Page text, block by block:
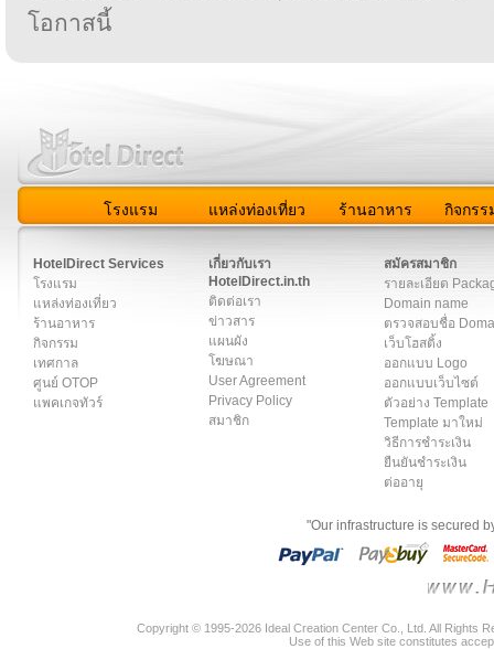
โอกาสนี้
โรงแรม แหล่งท่องเที่ยว ร้านอาหาร กิจกรร
HotelDirect Services
โรงแรม
แหล่งท่องเที่ยว
ร้านอาหาร
กิจกรรม
เทศกาล
ศูนย์ OTOP
แพคเกจทัวร์
เกี่ยวกับเรา
HotelDirect.in.th
ติดต่อเรา
ข่าวสาร
แผนผัง
โฆษณา
User Agreement
Privacy Policy
สมาชิก
สมัครสมาชิก
รายละเอียด
Domain name
ตรวจสอบชื่อ
เว็บโฮสติ้ง
ออกแบบ Logo
ออกแบบเว็บไซต์
ตัวอย่าง Template
Template มาใหม่
วิธีการชำระเงิน
ยืนยันชำระเงิน
ต่ออายุ
"Our infrastructure is secured
Copyright © 1995-2026 Ideal Creation Center Co., Ltd. All Rights
Use of this Web site constitutes